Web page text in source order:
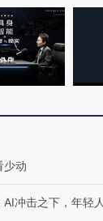
万
视线｜被称为
链博
少动
AI冲击之下，年轻